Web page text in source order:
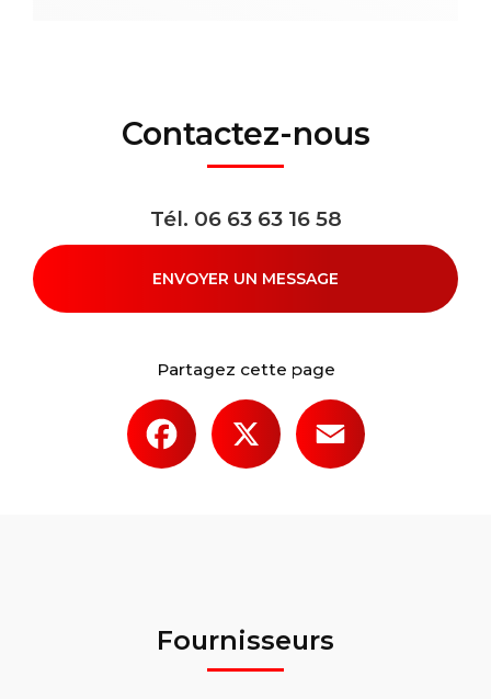
Contactez-nous
Tél. 06 63 63 16 58
ENVOYER UN MESSAGE
Partagez cette page
Facebook
Fournisseurs